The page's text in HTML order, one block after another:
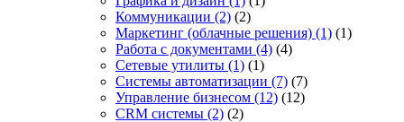
Коммуникации (2) (2)
Маркетинг (облачные решения) (1) (1)
Работа с документами (4) (4)
Сетевые утилиты (1) (1)
Системы автоматизации (7) (7)
Управление бизнесом (12) (12)
CRM системы (2) (2)